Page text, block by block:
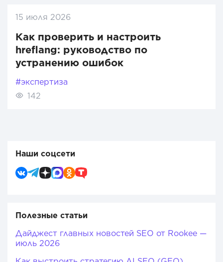
15 июля 2026
Как проверить и настроить
hreflang: руководство по
устранению ошибок
#экспертиза
142
Наши соцсети
Полезные статьи
Дайджест главных новостей SEO от Rookee —
июль 2026